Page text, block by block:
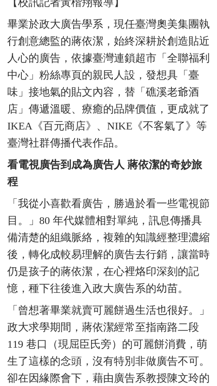
畢業於政大廣告學系，現任臺灣奧美集團執
行創意總監的蔣依潔，始終深耕於創造貼近
人心的廣告，依據臺灣連鎖超市「全聯福利
中心」粉絲專頁的親民人設，發想具「臺
味」接地氣的貼文內容，替「礁溪老爺酒
店」傳遞溫暖、療癒的品牌價值，更成就了
IKEA《百元商店》、NIKE《不客氣了》等
臺灣社群傳播代表作品。
看電視廣告到成為廣告人 蔣依潔的奇妙旅
程
「我從小喜歡看廣告，勝過於看一些電視節
目。」80 年代媒體相對單純，訊息傳播具
備清楚的組織脈絡，複雜的知識經整理濃縮
後，轉化成較易理解的廣告去行銷，讓當時
仍是孩子的蔣依潔，在心裡烙印深刻的記
憶，種下往後進入政大廣告系的幼苗。
「曾想著畢業就賣可麗餅過生活也很好。」
政大求學期間，蔣依潔經常至指南路二段
119 巷口（現屈臣氏旁）的可麗餅消費，萌
生了這樣的念頭，沒有特別非做廣告不可。
卻在因緣際會下，藉由廣告系教授陳文玲的